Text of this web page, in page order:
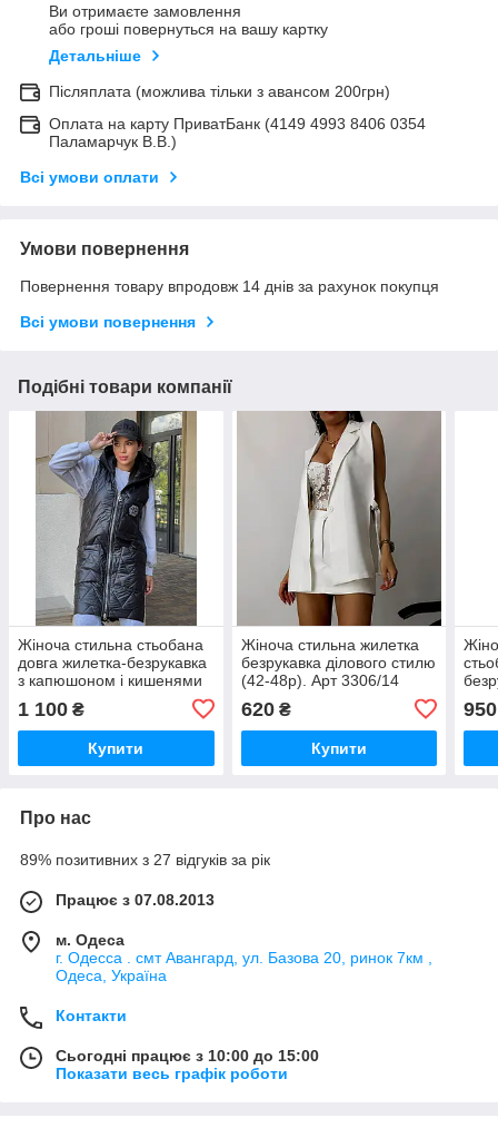
Ви отримаєте замовлення
або гроші повернуться на вашу картку
Детальніше
Післяплата (можлива тільки з авансом 200грн)
Оплата на карту ПриватБанк (4149 4993 8406 0354
Паламарчук В.В.)
Всі умови оплати
Умови повернення
Повернення товару впродовж 14 днів за рахунок покупця
Всі умови повернення
Подібні товари компанії
Жіноча стильна стьобана
довга жилетка-безрукавка
з капюшоном і кишенями
1 100 ₴
Купити
Жіноча стильна жилетка
безрукавка ділового стилю
(42-48р). Арт 3306/14
620₴
Купити
950
Про нас
89% позитивних з 27 відгуків за рік
Працює з 07.08.2013
м. Одеса
г. Одесса . смт Авангард, ул. Базова 20, ринок 7км ,
Одеса, Україна
Контакти
Сьогодні працює з 10:00 до 15:00
Показати весь графік роботи